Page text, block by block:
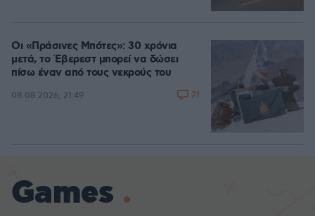
Οι «Πράσινες Μπότες»: 30 χρόνια
μετά, το Έβερεστ μπορεί να δώσει
πίσω έναν από τους νεκρούς του
08.08.2026, 21:49 21
Games